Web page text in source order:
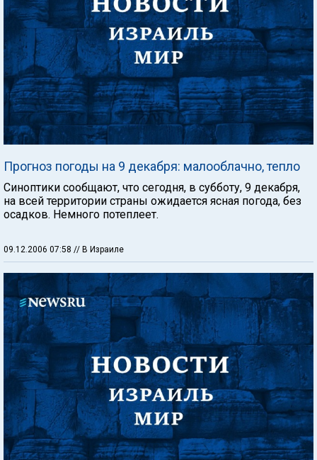
Прогноз погоды на 9 декабря: малооблачно, тепло
Синоптики сообщают, что сегодня, в субботу, 9 декабря,
на всей территории страны ожидается ясная погода, без
осадков. Немного потеплеет.
09.12.2006 07:58 // В Израиле